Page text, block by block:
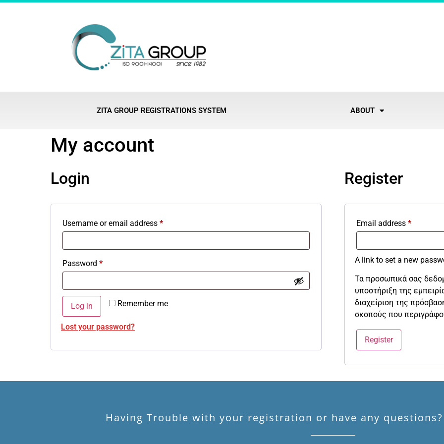
ZITA GROUP REGISTRATIONS SYSTEM ABOUT
My account
Login
Username or email address *
Password *
Remember me
Log in
Lost your password?
Register
Email address *
A link to set a new
Τα προσωπικά σας
υποστήριξη της
διαχείριση της
σκοπούς που
Register
Having Trouble with your registration or have any